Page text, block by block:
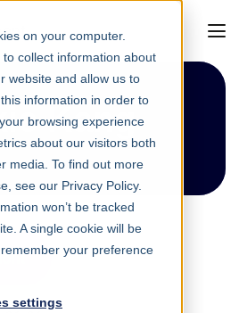
on your computer.
collect information about
website and allow us to
information in order to
browsing experience
about our visitors both
media. To find out more
see our Privacy Policy.
won’t be tracked
A single cookie will be
your preference
settings
Kang